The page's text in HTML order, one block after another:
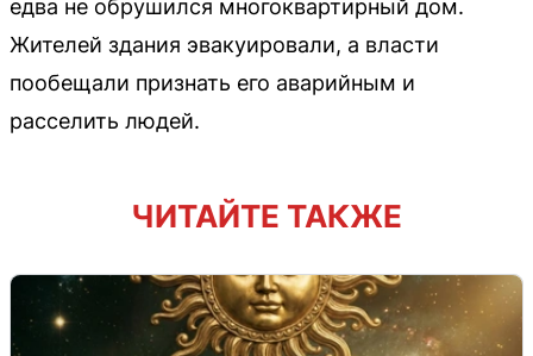
едва не обрушился многоквартирный дом.
Жителей здания эвакуировали, а власти
пообещали признать его аварийным и
расселить людей.
ЧИТАЙТЕ ТАКЖЕ